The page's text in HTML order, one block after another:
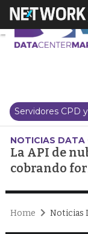
Servidores CPD
NOTICIAS DATA
La API de
cobrando
Home Noticias